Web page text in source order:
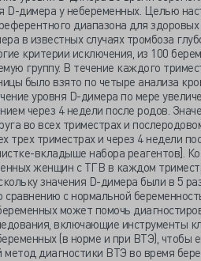
D-димера у небеременных. Целью
диапазона для
в известных случаях тромбоза
критерии исключения, из 100
группу. В течение каждого
было взято по четыре анализа
уровня D-димера по мере
через 4 недели после родов.
во всех триместрах и
трех триместрах и через 4 недели
вкладыше набора реагентов].
женщин с ТГВ в каждом
значения D-димера были в 5
с нормальной
может помочь
включающие инструменты
(в норме и при ВТЭ), чтобы
диагностики ВТЭ во время